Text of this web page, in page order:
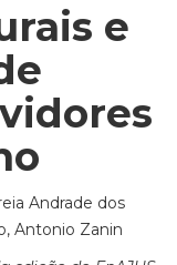
e
Andrade dos
Antonio Zanin